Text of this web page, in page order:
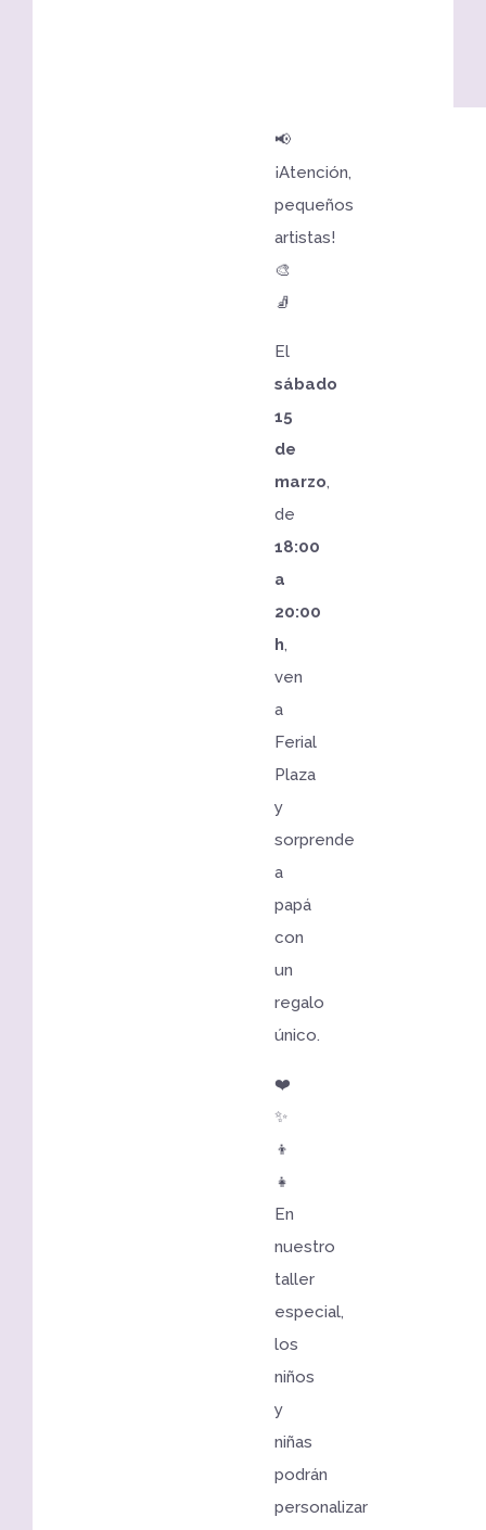
📢
¡Atención,
pequeños
artistas!
🎨
🧦
El
sábado
15
de
marzo,
de
18:00
a
20:00
h,
ven
a
Ferial
Plaza
y
sorprende
a
papá
con
un
regalo
único.
❤️
✨
👦
👧
En
nuestro
taller
especial,
los
niños
y
niñas
podrán
personalizar